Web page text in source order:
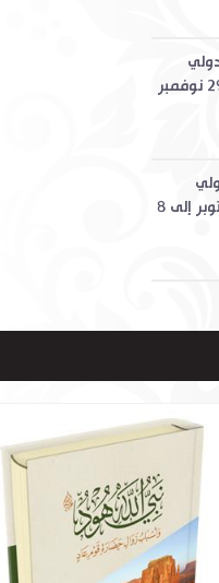
للكتاب من 19 - 29 نوفمبر
للكتاب من 29 أكتوبر إلى 8